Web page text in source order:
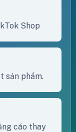
Shop
sản phẩm.
cáo thay